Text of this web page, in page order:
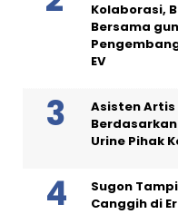
Kolaborasi,
Bersama
EV
Asisten
Urine Pihak
Sugon
Canggih di